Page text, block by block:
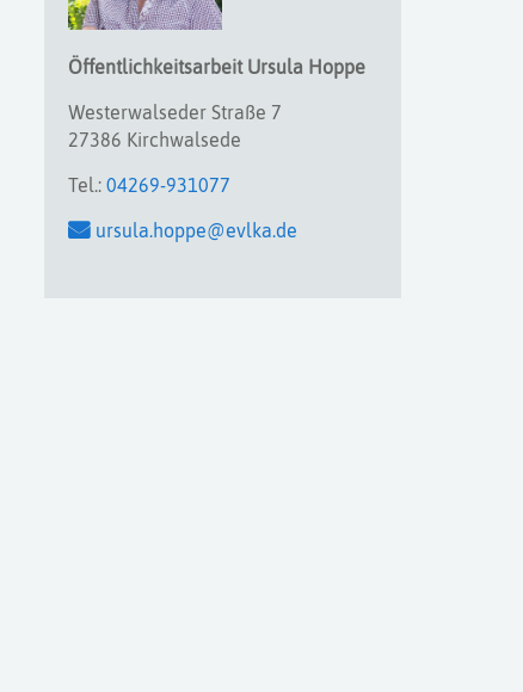
Öffentlichkeitsarbeit Ursula Hoppe
Westerwalseder Straße 7
27386 Kirchwalsede
Tel.: 04269-931077
ursula.hoppe@evlka.de